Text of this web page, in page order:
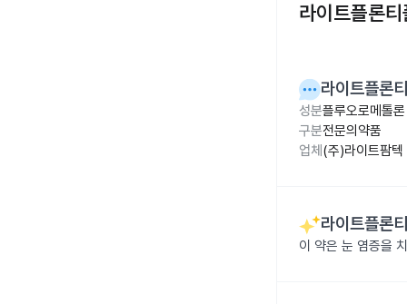
라이트플론
라이트플론
성분플루오로메톨
구분전문의약품
업체 (주)라이트팜텍
라이트플론
이 약은 눈 염증을